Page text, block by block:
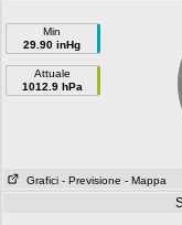
Min
29.90 inHg
Attuale
1012.9 hPa
Grafici - Previsione - Mappa